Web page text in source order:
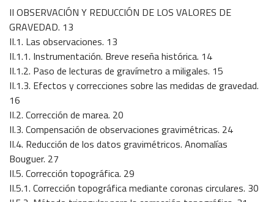
II OBSERVACIÓN Y REDUCCIÓN DE LOS VALORES DE
GRAVEDAD. 13
II.1. Las observaciones. 13
II.1.1. Instrumentación. Breve reseña histórica. 14
II.1.2. Paso de lecturas de gravímetro a miligales. 15
II.1.3. Efectos y correcciones sobre las medidas de gravedad.
16
II.2. Corrección de marea. 20
II.3. Compensación de observaciones gravimétricas. 24
II.4. Reducción de los datos gravimétricos. Anomalías
Bouguer. 27
II.5. Corrección topográfica. 29
II.5.1. Corrección topográfica mediante coronas circulares. 30